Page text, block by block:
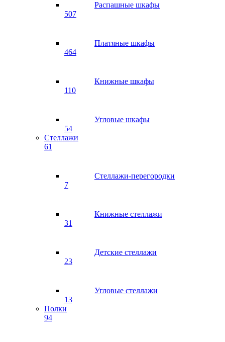
Распашные шкафы
507
Платяные шкафы
464
Книжные шкафы
110
Угловые шкафы
54
Стеллажи
61
Стеллажи-перегородки
7
Книжные стеллажи
31
Детские стеллажи
23
Угловые стеллажи
13
Полки
94